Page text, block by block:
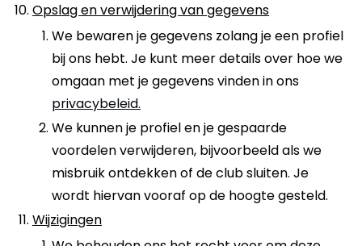
Opslag en verwijdering van gegevens
We bewaren je gegevens zolang je een profiel
bij ons hebt. Je kunt meer details over hoe we
omgaan met je gegevens vinden in ons
privacybeleid.
We kunnen je profiel en je gespaarde
voordelen verwijderen, bijvoorbeeld als we
misbruik ontdekken of de club sluiten. Je
wordt hiervan vooraf op de hoogte gesteld.
Wijzigingen